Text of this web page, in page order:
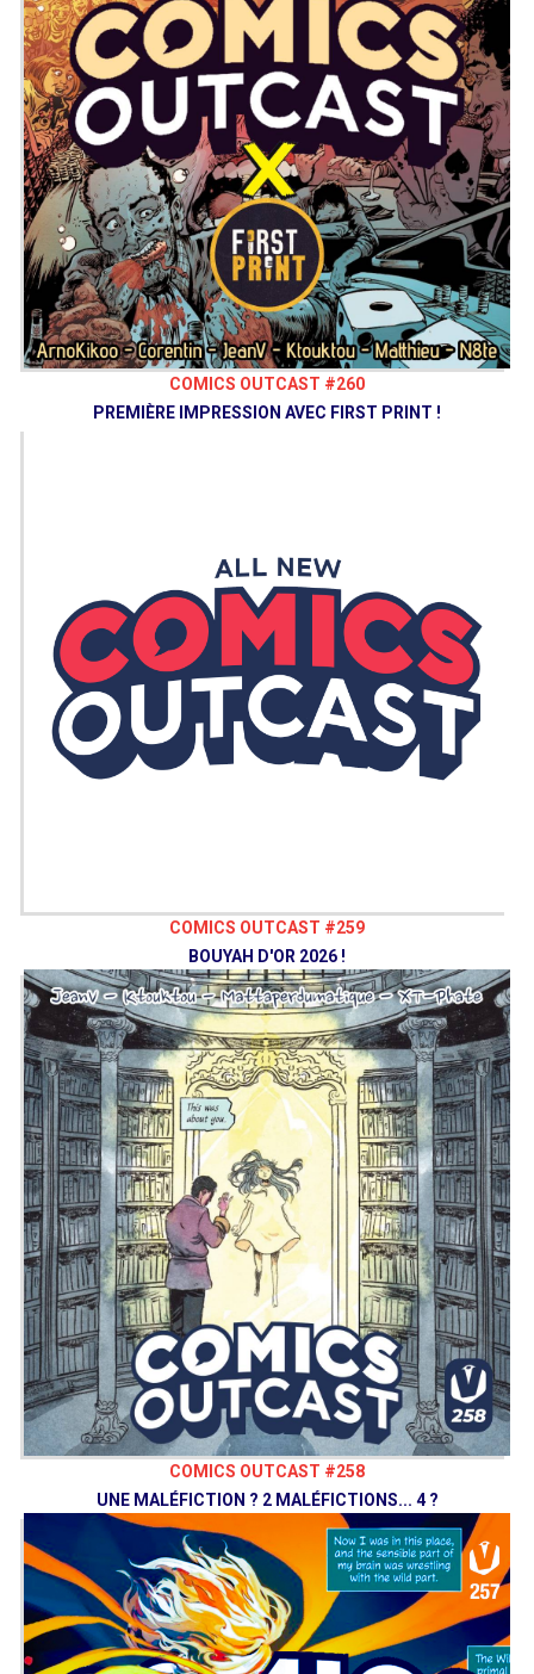
COMICS OUTCAST #260
PREMIÈRE IMPRESSION AVEC FIRST PRINT !
COMICS OUTCAST #259
BOUYAH D'OR 2026 !
COMICS OUTCAST #258
UNE MALÉFICTION ? 2 MALÉFICTIONS... 4 ?